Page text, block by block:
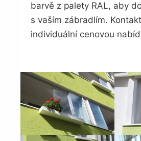
barvě z palety RAL, aby
s vaším zábradlím.
individuální cenovou